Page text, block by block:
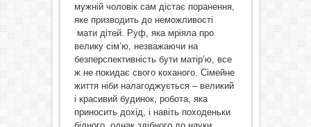
мужній чоловік сам дістає поранення,
яке призводить до неможливості
мати дітей. Руф, яка мріяла про
велику сім’ю, незважаючи на
безперспективність бути матір’ю, все
ж не покидає свого коханого. Сімейне
життя ніби налагоджується – великий
і красивий будинок, робота, яка
приносить дохід, і навіть походеньки